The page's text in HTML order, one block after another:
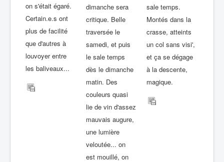
on s'était égaré.
Certain.e.s ont
plus de facilité
que d'autres à
louvoyer entre
les baliveaux...
dimanche sera
critique. Belle
traversée le
samedi, et puis
le sale temps
dès le dimanche
matin. Des
couleurs quasi
lie de vin d'assez
mauvais augure,
une lumière
veloutée... on
est mouillé, on
sale temps.
Montés dans la
crasse, atteints
un col sans visi',
et ça se dégage
à la descente,
magique.